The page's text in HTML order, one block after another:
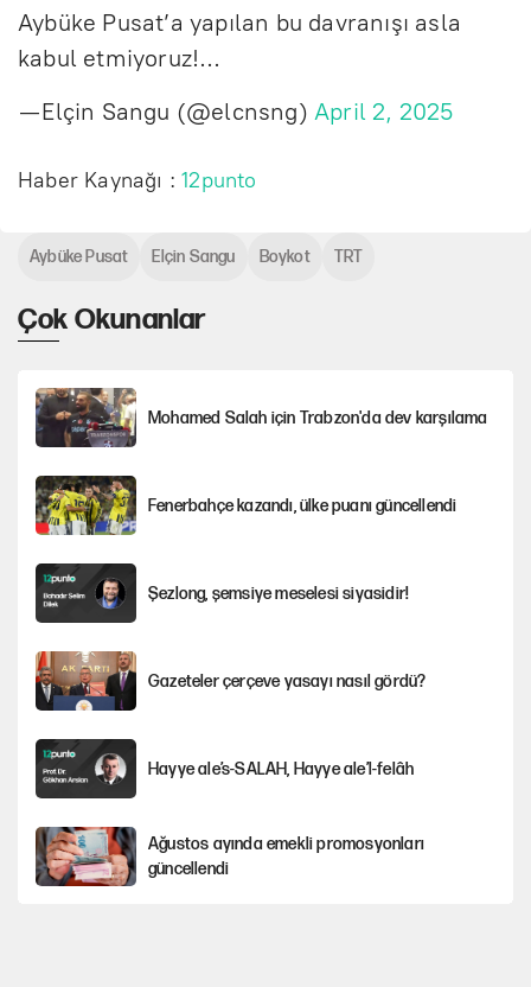
Aybüke Pusat’a yapılan bu davranışı asla
kabul etmiyoruz!…
— Elçin Sangu (@elcnsng) April 2, 2025
Haber Kaynağı :12punto
Çok Okunanlar
Mohamed Salah için Trabzon'da dev karşılama
Fenerbahçe kazandı, ülke puanı güncellendi
Şezlong, şemsiye meselesi siyasidir!
Gazeteler çerçeve yasayı nasıl gördü?
Hayye ale’s-SALAH, Hayye ale’l-felâh
Ağustos ayında emekli promosyonları
güncellendi
Aybüke Pusat Elçin Sangu Boykot TRT